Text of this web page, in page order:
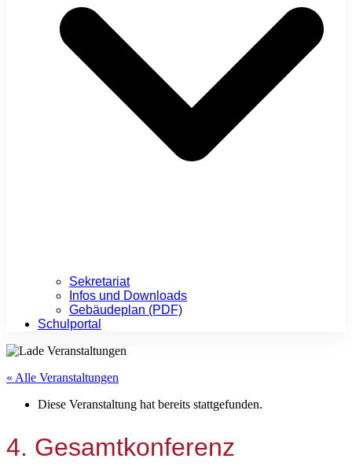
Sekretariat
Infos und Downloads
Gebäudeplan (PDF)
Schulportal
« Alle Veranstaltungen
Diese Veranstaltung hat bereits stattgefunden.
4. Gesamtkonferenz